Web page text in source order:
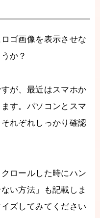
ゴ画像を表示させな
か？
が、最近はスマホか
す。パソコンとスマ
れぞれしっかり確認
ロールした時にハン
い方法」も記載しま
ズしてみてください